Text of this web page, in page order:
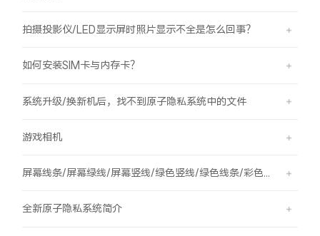
拍摄投影仪/LED显示屏时照片显示不全是怎么回事？
如何安装SIM卡与内存卡？
系统升级/换新机后，找不到原子隐私系统中的文件
游戏相机
屏幕线条/屏幕绿线/屏幕竖线/绿色竖线/绿色线条/彩色竖线
全新原子隐私系统简介